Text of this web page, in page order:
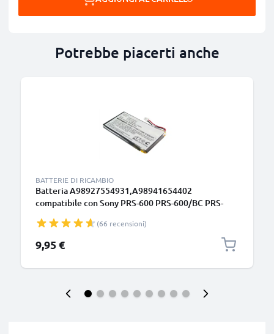
Potrebbe piacerti anche
BATTERIE DI RICAMBIO
Batteria A98927554931,A98941654402
compatibile con Sony PRS-600 PRS-600/BC PRS-
Sostituzione di lunga durata
(66 recensioni)
9,95 €